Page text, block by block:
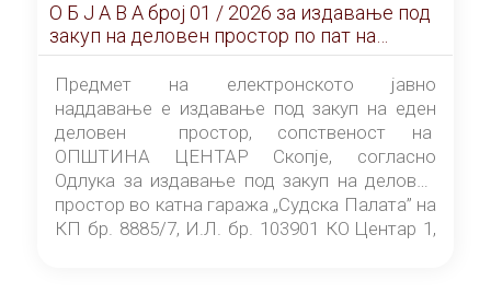
О Б Ј А В А брoj 01 / 2026 за издавање под
закуп на деловен простор по пат на
ЕЛЕКТРОНСКО ЈАВНО НАДДАВАЊЕ
Предмет на електронското јавно
наддавање е издавање под закуп на еден
деловен простор, сопственост на
ОПШТИНА ЦЕНТАР Скопје, согласно
Одлука за издавање под закуп на деловен
простор во катна гаража „Судска Палата” на
КП бр. 8885/7, И.Л. бр. 103901 КО Центар 1,